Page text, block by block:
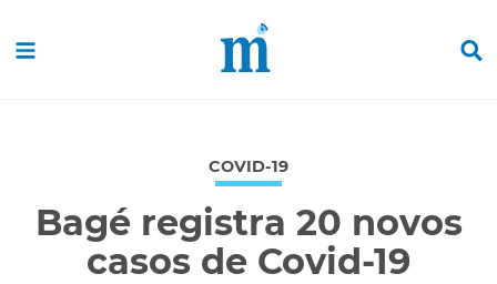
COVID-19
Bagé registra 20 novos
casos de Covid-19